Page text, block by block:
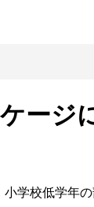
ージ
学校低学年